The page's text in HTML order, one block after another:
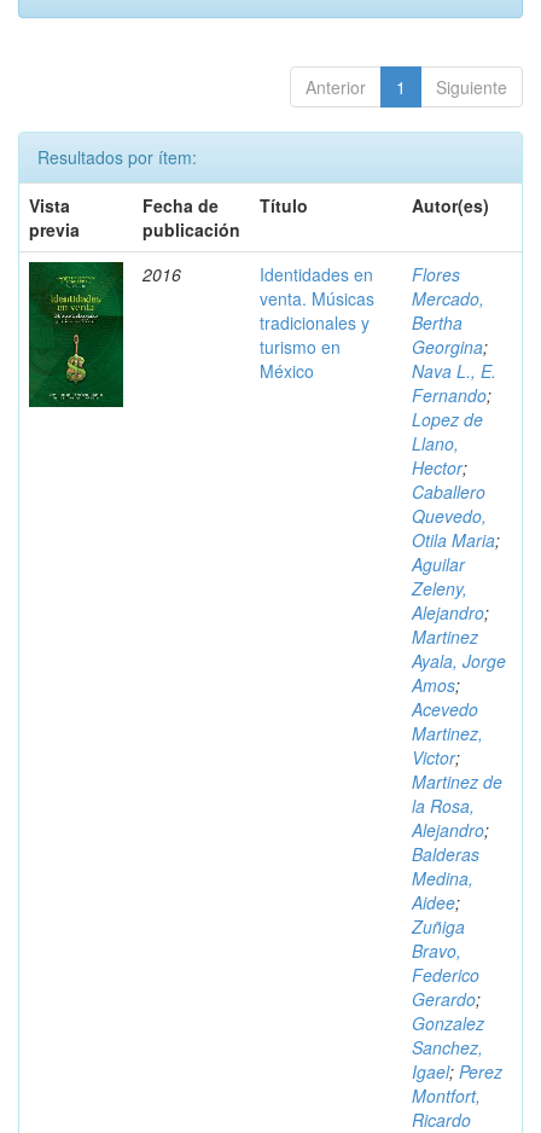
Anterior 1 Siguiente
Resultados por ítem:
Vista
previa
Fecha de
publicación
Título Autor(es)
2016
Identidades en
venta. Músicas
tradicionales y
turismo en
México
Flores
Mercado,
Bertha
Georgina;
Nava L., E.
Fernando;
Lopez de
Llano,
Hector;
Caballero
Quevedo,
Otila Maria;
Aguilar
Zeleny,
Alejandro;
Martinez
Ayala, Jorge
Amos;
Acevedo
Martinez,
Victor;
Martinez de
la Rosa,
Alejandro;
Balderas
Medina,
Aidee;
Zuñiga
Bravo,
Federico
Gerardo;
Gonzalez
Sanchez,
Igael; Perez
Montfort,
Ricardo